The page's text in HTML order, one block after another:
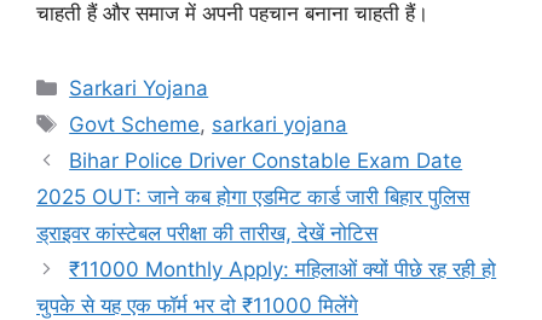
चाहती हैं और समाज में अपनी पहचान बनाना चाहती हैं।
Categories
Sarkari Yojana
Tags
Govt Scheme, sarkari yojana
Bihar Police Driver Constable Exam Date
2025 OUT: जाने कब होगा एडमिट कार्ड जारी बिहार पुलिस
ड्राइवर कांस्टेबल परीक्षा की तारीख, देखें नोटिस
₹11000 Monthly Apply: महिलाओं क्यों पीछे रह रही हो
चुपके से यह एक फॉर्म भर दो ₹11000 मिलेंगे